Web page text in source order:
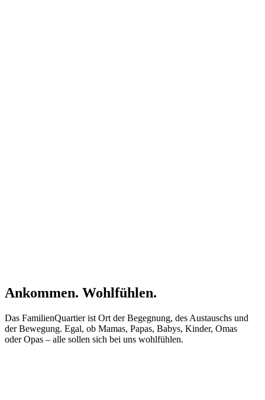
Ankommen. Wohlfühlen.
Das FamilienQuartier ist Ort der Begegnung, des Austauschs und
der Bewegung. Egal, ob Mamas, Papas, Babys, Kinder, Omas
oder Opas – alle sollen sich bei uns wohlfühlen.